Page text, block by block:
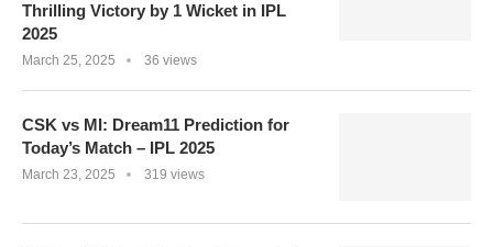
Thrilling Victory by 1 Wicket in IPL
2025
March 25, 2025 36 views
CSK vs MI: Dream11 Prediction for
Today’s Match – IPL 2025
March 23, 2025 319 views